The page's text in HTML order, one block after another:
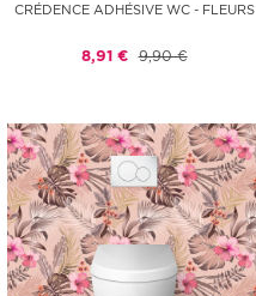
CRÉDENCE ADHÉSIVE WC - FLEURS
8,91 € 9,90 €